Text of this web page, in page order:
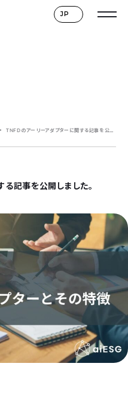
JP
TNFDのアーリーアダプターに関する記事を公開しました。
記事を公開しました。